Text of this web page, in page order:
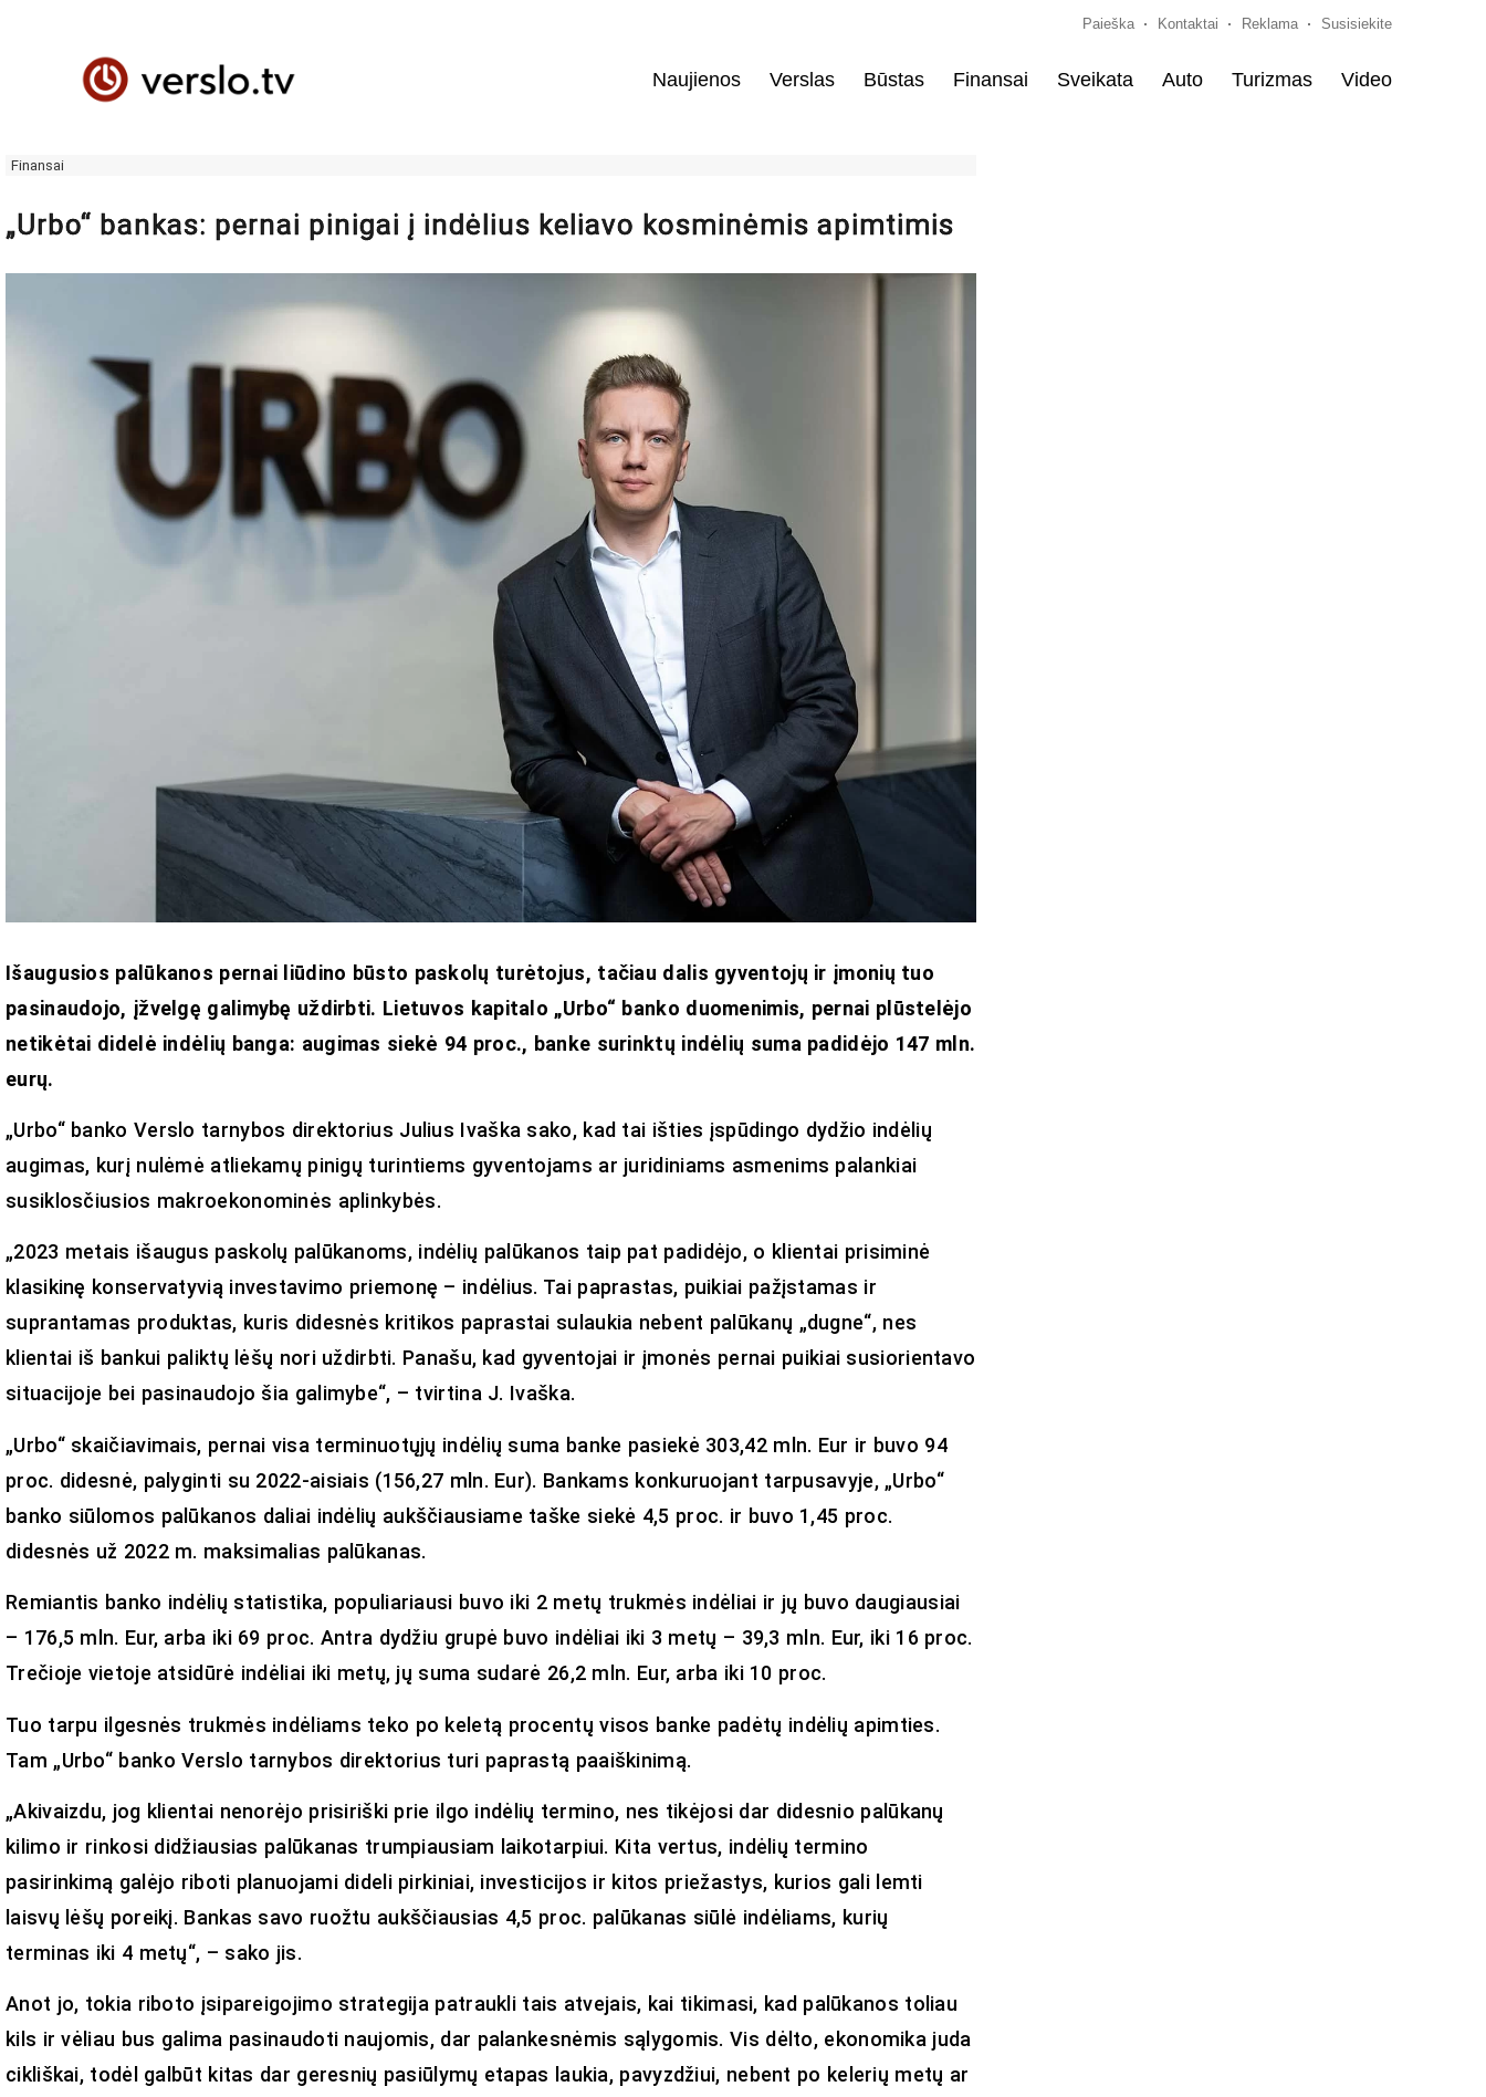
Paieška Kontaktai Reklama Susisiekite
Naujienos Verslas Būstas Finansai Sveikata Auto Turizmas Video
Finansai
„Urbo“ bankas: pernai pinigai į indėlius keliavo kosminėmis apimtimis
Išaugusios palūkanos pernai liūdino būsto paskolų turėtojus, tačiau dalis gyventojų ir įmonių tuo
pasinaudojo, įžvelgę galimybę uždirbti. Lietuvos kapitalo „Urbo“ banko duomenimis, pernai plūstelėjo
netikėtai didelė indėlių banga: augimas siekė 94 proc., banke surinktų indėlių suma padidėjo 147 mln.
eurų.
„Urbo“ banko Verslo tarnybos direktorius Julius Ivaška sako, kad tai išties įspūdingo dydžio indėlių
augimas, kurį nulėmė atliekamų pinigų turintiems gyventojams ar juridiniams asmenims palankiai
susiklosčiusios makroekonominės aplinkybės.
„2023 metais išaugus paskolų palūkanoms, indėlių palūkanos taip pat padidėjo, o klientai prisiminė
klasikinę konservatyvią investavimo priemonę – indėlius. Tai paprastas, puikiai pažįstamas ir
suprantamas produktas, kuris didesnės kritikos paprastai sulaukia nebent palūkanų „dugne“, nes
klientai iš bankui paliktų lėšų nori uždirbti. Panašu, kad gyventojai ir įmonės pernai puikiai susiorientavo
situacijoje bei pasinaudojo šia galimybe“, – tvirtina J. Ivaška.
„Urbo“ skaičiavimais, pernai visa terminuotųjų indėlių suma banke pasiekė 303,42 mln. Eur ir buvo 94
proc. didesnė, palyginti su 2022-aisiais (156,27 mln. Eur). Bankams konkuruojant tarpusavyje, „Urbo“
banko siūlomos palūkanos daliai indėlių aukščiausiame taške siekė 4,5 proc. ir buvo 1,45 proc.
didesnės už 2022 m. maksimalias palūkanas.
Remiantis banko indėlių statistika, populiariausi buvo iki 2 metų trukmės indėliai ir jų buvo daugiausiai
– 176,5 mln. Eur, arba iki 69 proc. Antra dydžiu grupė buvo indėliai iki 3 metų – 39,3 mln. Eur, iki 16 proc.
Trečioje vietoje atsidūrė indėliai iki metų, jų suma sudarė 26,2 mln. Eur, arba iki 10 proc.
Tuo tarpu ilgesnės trukmės indėliams teko po keletą procentų visos banke padėtų indėlių apimties.
Tam „Urbo“ banko Verslo tarnybos direktorius turi paprastą paaiškinimą.
„Akivaizdu, jog klientai nenorėjo prisiriški prie ilgo indėlių termino, nes tikėjosi dar didesnio palūkanų
kilimo ir rinkosi didžiausias palūkanas trumpiausiam laikotarpiui. Kita vertus, indėlių termino
pasirinkimą galėjo riboti planuojami dideli pirkiniai, investicijos ir kitos priežastys, kurios gali lemti
laisvų lėšų poreikį. Bankas savo ruožtu aukščiausias 4,5 proc. palūkanas siūlė indėliams, kurių
terminas iki 4 metų“, – sako jis.
Anot jo, tokia riboto įsipareigojimo strategija patraukli tais atvejais, kai tikimasi, kad palūkanos toliau
kils ir vėliau bus galima pasinaudoti naujomis, dar palankesnėmis sąlygomis. Vis dėlto, ekonomika juda
cikliškai, todėl galbūt kitas dar geresnių pasiūlymų etapas laukia, pavyzdžiui, nebent po kelerių metų ar